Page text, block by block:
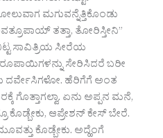
ಮಗುವನ್ನೆತ್ತಿಕೊಂಡು
ತತ್ತಾ, ತೋರಿಸ್ತೀನಿ”
ಸಾವಿತ್ರಿಯ ಸೀರೆಯ
ರೂಪಾಯಿಗಳನ್ನು ಸೇರಿಸಿದರೆ ಬರೀ
ದರ್ವೇಸಿಗಳೋ. ಹೆರಿಗೆಗೆ ಅಂತ
ಗೊತ್ತಾಗಲ್ವಾ. ಏನು ಅಪ್ಪನ ಮನೆ,
ಆಪ್ರೇಶನ್‌ ಕೇಸ್‌ ಬೇರೆ.
ಕೊಡ್ಬೇಕು. ಅದ್ಹೆಂಗೆ